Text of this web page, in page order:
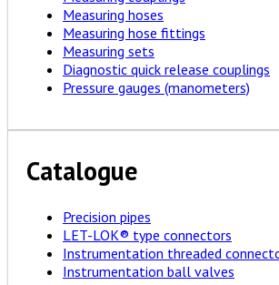
Measuring hoses
Measuring hose fittings
Measuring sets
Diagnostic quick release couplings
Pressure gauges (manometers)
Catalogue
Precision pipes
LET-LOK® type connectors
Instrumentation threaded
Instrumentation ball valves